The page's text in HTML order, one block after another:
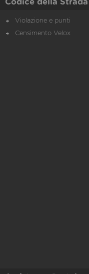
Codice della Strada
Violazione e punti
Censimento Velox